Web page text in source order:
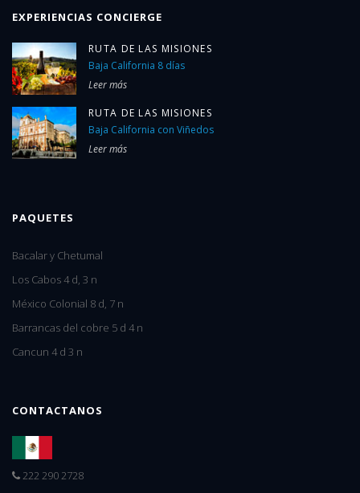
EXPERIENCIAS CONCIERGE
RUTA DE LAS MISIONES
Baja California 8 días
Leer más
RUTA DE LAS MISIONES
Baja California con Viñedos
Leer más
PAQUETES
Bacalar y Chetumal
Los Cabos 4 d, 3 n
México Colonial 8 d, 7 n
Barrancas del cobre 5 d 4 n
Cancun 4 d 3 n
CONTACTANOS
222 290 2728